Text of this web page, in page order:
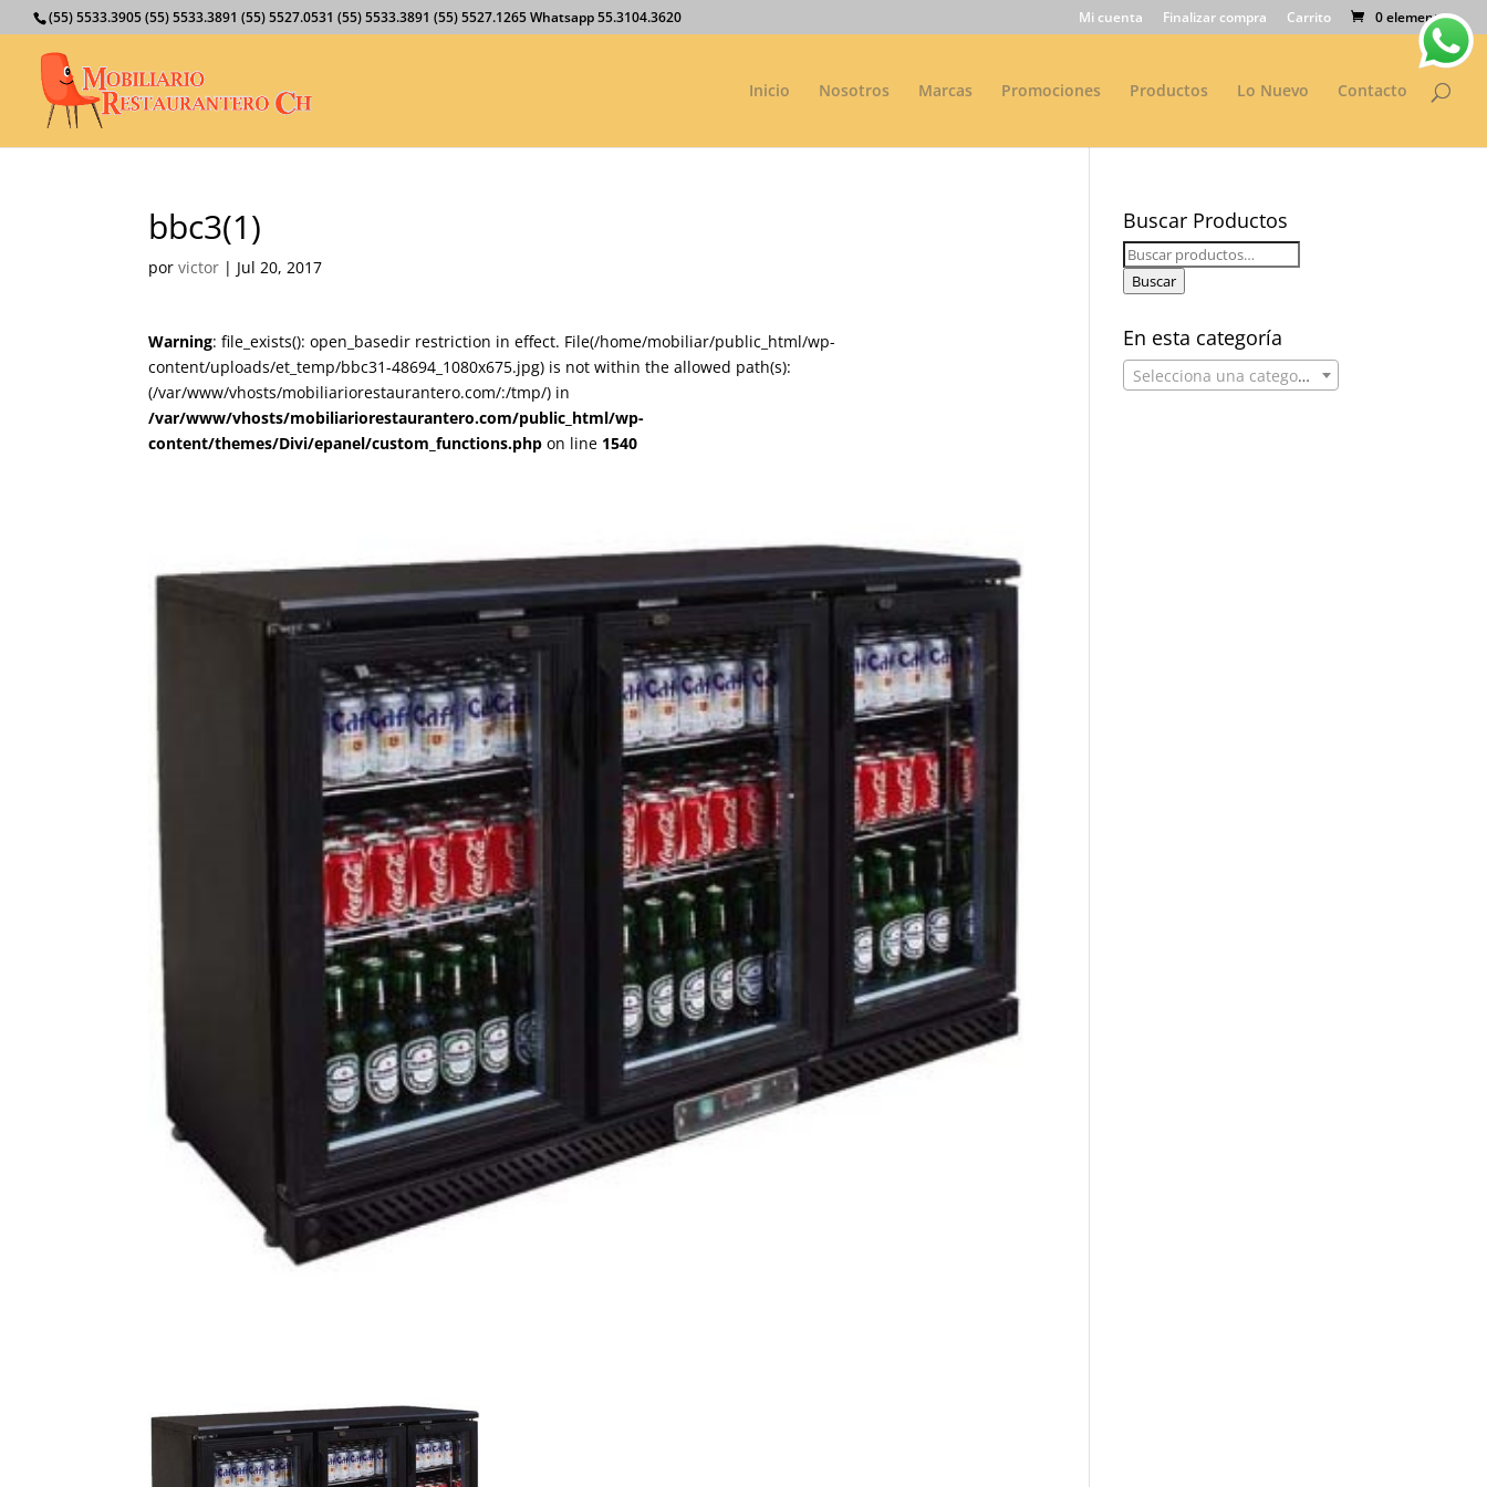
(55) 5533.3905 (55) 5533.3891 (55) 5527.0531 (55) 5533.3891 (55) 5527.1265 Whatsapp 55.3104.3620 Mi cuenta Finalizar compra Carrito 0 elementos
Inicio Nosotros Marcas Promociones Productos Lo Nuevo Contacto
bbc3(1)
porvictor | Jul 20, 2017
Warning: file_exists(): open_basedir restriction in effect. File(/home/mobiliar/public_html/wp-
content/uploads/et_temp/bbc31-48694_1080x675.jpg) is not within the allowed path(s):
(/var/www/vhosts/mobiliariorestaurantero.com/:/tmp/) in
/var/www/vhosts/mobiliariorestaurantero.com/public_html/wp-
content/themes/Divi/epanel/custom_functions.php on line 1540
Buscar Productos
Buscar
por:
Buscar
En esta categoría
Selecciona una categoría